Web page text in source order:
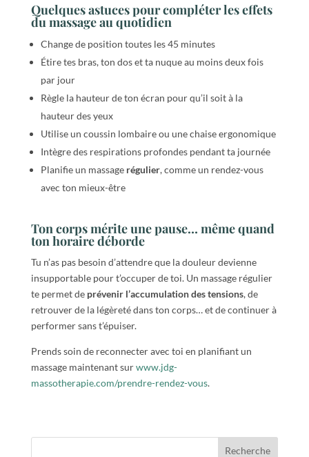
Quelques astuces pour compléter les effets
du massage au quotidien
Change de position toutes les 45 minutes
Étire tes bras, ton dos et ta nuque au moins deux fois
par jour
Règle la hauteur de ton écran pour qu’il soit à la
hauteur des yeux
Utilise un coussin lombaire ou une chaise ergonomique
Intègre des respirations profondes pendant ta journée
Planifie un massage régulier, comme un rendez-vous
avec ton mieux-être
Ton corps mérite une pause… même quand
ton horaire déborde
Tu n’as pas besoin d’attendre que la douleur devienne
insupportable pour t’occuper de toi. Un massage régulier
te permet de prévenir l’accumulation des tensions, de
retrouver de la légèreté dans ton corps… et de continuer à
performer sans t’épuiser.
Prends soin de reconnecter avec toi en planifiant un
massage maintenant surwww.jdg-
massotherapie.com/prendre-rendez-vous.
Recherche